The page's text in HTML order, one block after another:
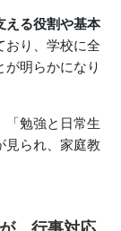
える役割や基本
おり、学校に全
明らかになり
「勉強と日常生
見られ、家庭教